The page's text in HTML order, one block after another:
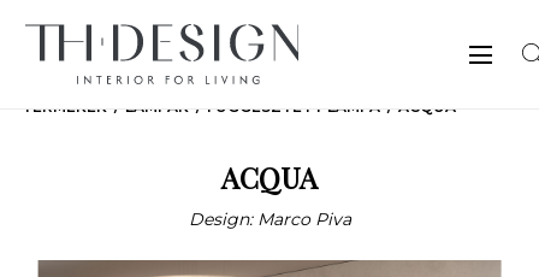
TERMÉKEK LÁMPÁK FÜGGESZTETT LÁMPA ACQUA
ACQUA
Design: Marco Piva